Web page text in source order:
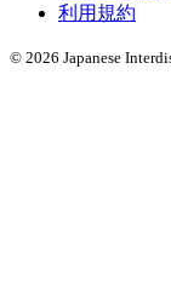
利用規約
© 2026 Japanese